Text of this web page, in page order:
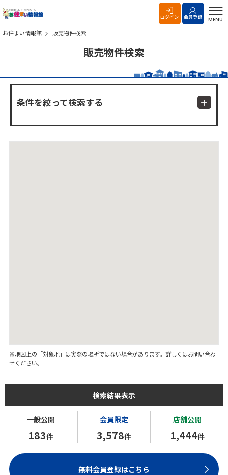
ログイン 会員登録 MENU
お住まい情報館 販売物件検索
販売物件検索
条件を絞って検索する
※地図上の「対象地」は実際の場所ではない場合があります。詳しくはお問い合わ
せください。
検索結果表示
一般公開
183件
会員限定
3,578件
店舗公開
1,444件
無料会員登録はこちら